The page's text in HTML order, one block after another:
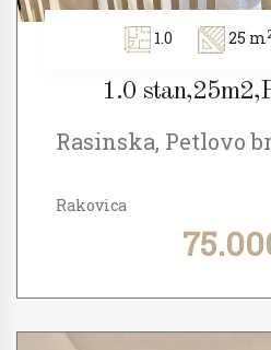
1.0 25 m
1.0
Rasinska, Petlovo
Rakovica